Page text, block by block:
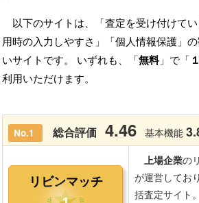
以下のサイトは、「査定を受け付けて
用時の入力しやすさ」「個人情報保護」
いサイトです。 いずれも、「無料」で「
利用いただけます。